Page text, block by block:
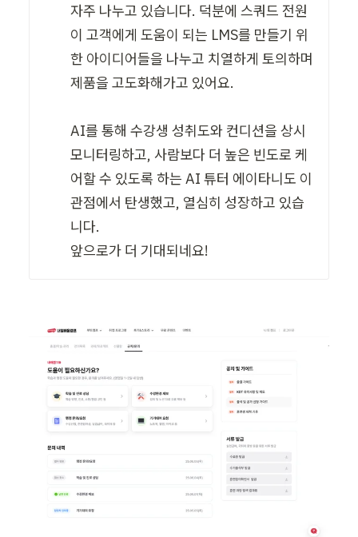
자주 나누고 있습니다. 덕분에 스쿼드 전원
이 고객에게 도움이 되는 LMS를 만들기 위
한 아이디어들을 나누고 치열하게 토의하며
제품을 고도화해가고 있어요.
AI를 통해 수강생 성취도와 컨디션을 상시
모니터링하고, 사람보다 더 높은 빈도로 케
어할 수 있도록 하는 AI 튜터 에이타니도 이
관점에서 탄생했고, 열심히 성장하고 있습
니다.
앞으로가 더 기대되네요!